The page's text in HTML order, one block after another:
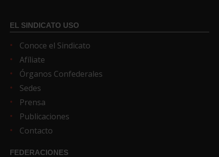
EL SINDICATO USO
Conoce el Sindicato
Afíliate
Órganos Confederales
Sedes
Prensa
Publicaciones
Contacto
FEDERACIONES